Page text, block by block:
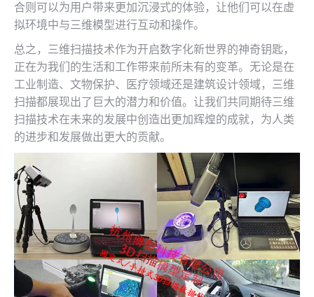
合则可以为用户带来更加沉浸式的体验，让他们可以在虚
拟环境中与三维模型进行互动和操作。
总之，三维扫描技术作为开启数字化新世界的神奇钥匙，
正在为我们的生活和工作带来前所未有的变革。无论是在
工业制造、文物保护、医疗领域还是建筑设计领域，三维
扫描都展现出了巨大的潜力和价值。让我们共同期待三维
扫描技术在未来的发展中创造出更加辉煌的成就，为人类
的进步和发展做出更大的贡献。